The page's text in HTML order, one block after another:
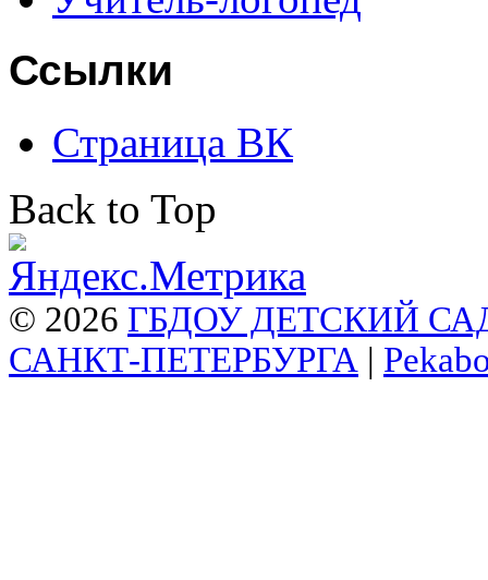
Ссылки
Страница ВК
Back to Top
© 2026 ГБДОУ ДЕТСКИЙ
САНКТ-ПЕТЕРБУРГА |